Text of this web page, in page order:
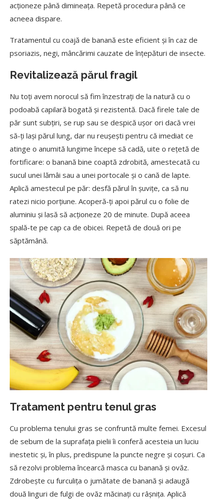
acționeze până dimineața. Repetă procedura până ce
acneea dispare.
Tratamentul cu coajă de banană este eficient și în caz de
psoriazis, negi, mâncărimi cauzate de înțepături de insecte.
Revitalizează părul fragil
Nu toți avem norocul să fim înzestrați de la natură cu o
podoabă capilară bogată și rezistentă. Dacă firele tale de
păr sunt subțiri, se rup sau se despică ușor ori dacă vrei
să-ți lași părul lung, dar nu reușești pentru că imediat ce
atinge o anumită lungime începe să cadă, uite o rețetă de
fortificare: o banană bine coaptă zdrobită, amestecată cu
sucul unei lămâi sau a unei portocale și o cană de lapte.
Aplică amestecul pe păr: desfă părul în șuvițe, ca să nu
ratezi nicio porțiune. Acoperă-ți apoi părul cu o folie de
aluminiu și lasă să acționeze 20 de minute. După aceea
spală-te pe cap ca de obicei. Repetă de două ori pe
săptămână.
Tratament pentru tenul gras
Cu problema tenului gras se confruntă multe femei. Excesul
de sebum de la suprafața pielii îi conferă acesteia un luciu
inestetic și, în plus, predispune la puncte negre și coșuri. Ca
să rezolvi problema încearcă masca cu banană și ovăz.
Zdrobește cu furculița o jumătate de banană și adaugă
două linguri de fulgi de ovăz măcinați cu râșnița. Aplică